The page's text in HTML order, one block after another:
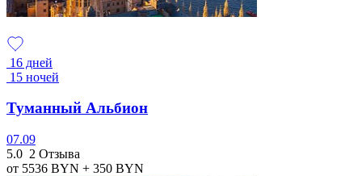
16 дней
15 ночей
Туманный Альбион
07.09
5.0 2 Отзыва
от 5536 BYN + 350 BYN